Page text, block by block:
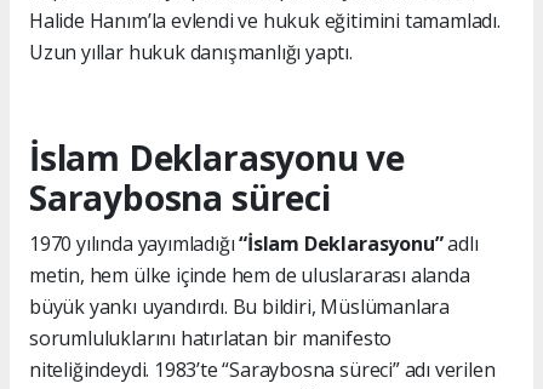
Halide Hanım’la evlendi ve hukuk eğitimini tamamladı.
Uzun yıllar hukuk danışmanlığı yaptı.
İslam Deklarasyonu ve
Saraybosna süreci
1970 yılında yayımladığı“İslam Deklarasyonu”adlı
metin, hem ülke içinde hem de uluslararası alanda
büyük yankı uyandırdı. Bu bildiri, Müslümanlara
sorumluluklarını hatırlatan bir manifesto
niteliğindeydi. 1983’te “Saraybosna süreci” adı verilen